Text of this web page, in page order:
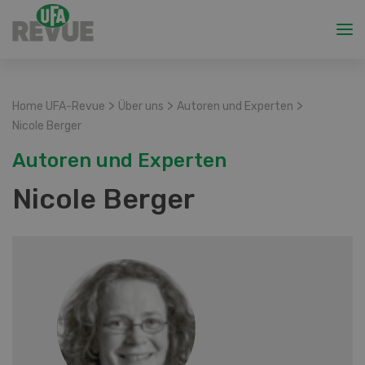
Home UFA-Revue > Über uns > Autoren und Experten >
Nicole Berger
Autoren und Experten
Nicole Berger